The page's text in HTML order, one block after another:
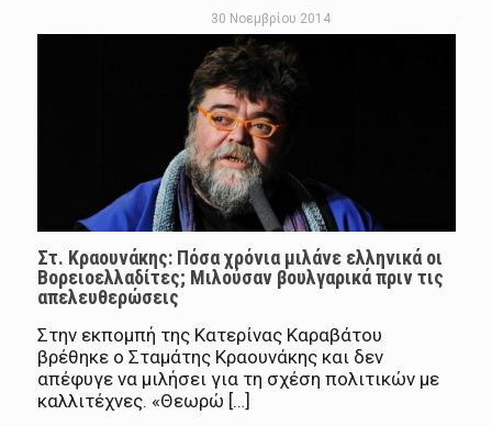
30 Νοεμβρίου 2014
Στ. Κραουνάκης: Πόσα χρόνια μιλάνε ελληνικά οι
Βορειοελλαδίτες; Μιλούσαν βουλγαρικά πριν τις
απελευθερώσεις
Στην εκπομπή της Κατερίνας Καραβάτου
βρέθηκε ο Σταμάτης Κραουνάκης και δεν
απέφυγε να μιλήσει για τη σχέση πολιτικών με
καλλιτέχνες. «Θεωρώ […]